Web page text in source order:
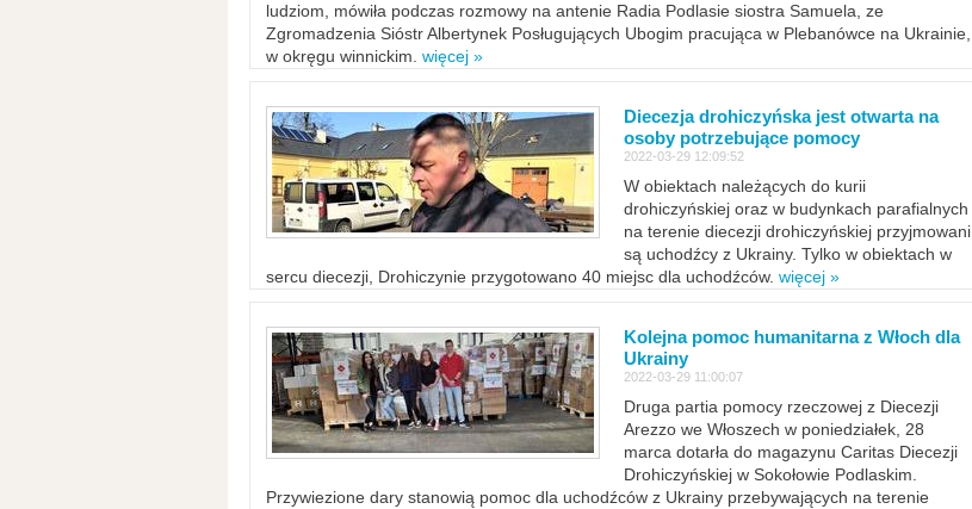
ludziom, mówiła podczas rozmowy na antenie Radia Podlasie siostra Samuela, ze
Zgromadzenia Sióstr Albertynek Posługujących Ubogim pracująca w Plebanówce na Ukrainie,
w okręgu winnickim. więcej »
Diecezja drohiczyńska jest otwarta na
osoby potrzebujące pomocy
2022-03-29 12:09:52
W obiektach należących do kurii
drohiczyńskiej oraz w budynkach parafialnych
na terenie diecezji drohiczyńskiej przyjmowani
są uchodźcy z Ukrainy. Tylko w obiektach w
sercu diecezji, Drohiczynie przygotowano 40 miejsc dla uchodźców. więcej »
Kolejna pomoc humanitarna z Włoch dla
Ukrainy
2022-03-29 11:00:07
Druga partia pomocy rzeczowej z Diecezji
Arezzo we Włoszech w poniedziałek, 28
marca dotarła do magazynu Caritas Diecezji
Drohiczyńskiej w Sokołowie Podlaskim.
Przywiezione dary stanowią pomoc dla uchodźców z Ukrainy przebywających na terenie